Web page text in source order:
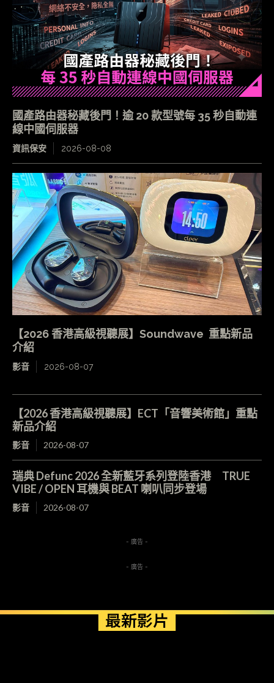
國產路由器秘藏後門！逾 20 款型號每 35 秒自動連
線中國伺服器
資訊保安 2026-08-08
【2026 香港高級視聽展】Soundwave 重點新品
介紹
影音 2026-08-07
【2026 香港高級視聽展】ECT「音響美術館」重點
新品介紹
影音 2026-08-07
瑞典 Defunc 2026 全新藍牙系列登陸香港 TRUE
VIBE / OPEN 耳機與 BEAT 喇叭同步登場
影音 2026-08-07
- 廣告 -
- 廣告 -
最新影片